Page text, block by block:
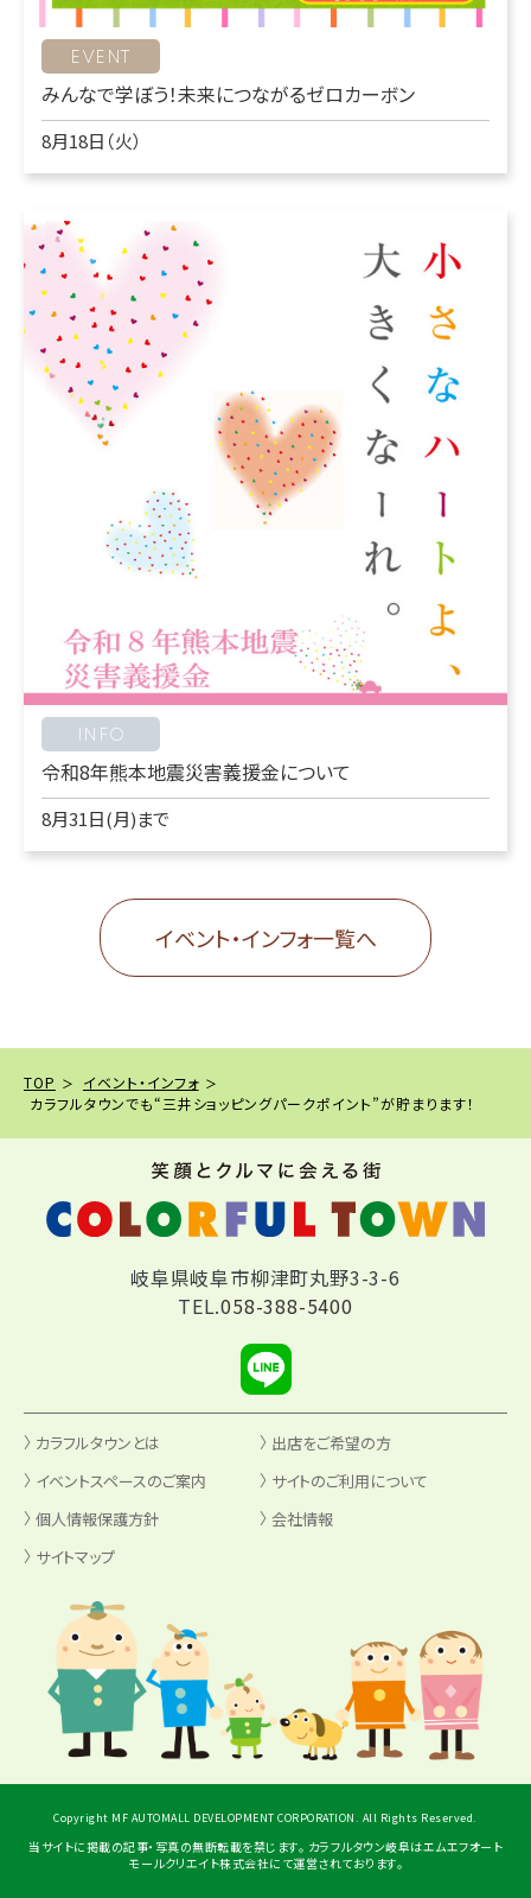
EVENT
みんなで学ぼう！未来につながるゼロカーボン
8月18日（火）
INFO
令和8年熊本地震災害義援金について
8月31日(月)まで
イベント・インフォ一覧へ
TOP
イベント・インフォ
カラフルタウンでも“三井ショッピングパークポイント”が貯まります！
岐阜県岐阜市柳津町丸野3-3-6
TEL.058-388-5400
カラフルタウンとは
出店をご希望の方
イベントスペースのご案内
サイトのご利用について
個人情報保護方針
会社情報
サイトマップ
Copyright MF AUTOMALL DEVELOPMENT CORPORATION. All Rights Reserved.
当サイトに掲載の記事・写真の無断転載を禁じます。 カラフルタウン岐阜はエムエフオート
モールクリエイト株式会社にて運営されております。